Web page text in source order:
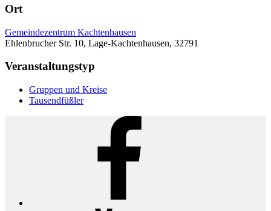
Ort
Gemeindezentrum Kachtenhausen
Ehlenbrucher Str. 10, Lage-Kachtenhausen, 32791
Veranstaltungstyp
Gruppen und Kreise
Tausendfüßler